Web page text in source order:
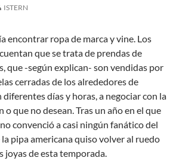
ISTERN
encontrar ropa de marca y vine. Los
que se trata de prendas de
que -según explican- son vendidas por
cerradas de los alrededores de
días y horas, a negociar con la
que no desean. Tras un año en el que
convenció a casi ningún fanático del
pipa americana quiso volver al ruedo
joyas de esta temporada.